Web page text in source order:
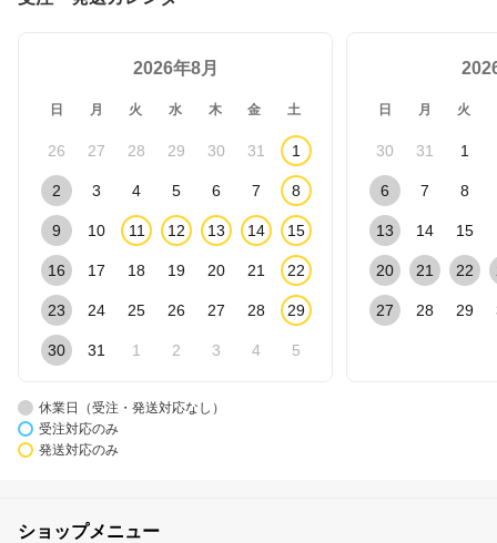
2026年8月
日 月 火 水 木 金 土
26 27 28 29 30 31 1
2 3 4 5 6 7 8
9 10 11 12 13 14 15
16 17 18 19 20 21 22
23 24 25 26 27 28 29
30 31 1 2 3 4 5
日 月 火
30 31 1
6 7 8
13 14 15
20 21 22
27 28 29
休業日（受注・発送対応なし）
受注対応のみ
発送対応のみ
ショップメニュー